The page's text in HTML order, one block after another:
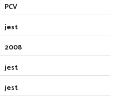
PCV
jest
2008
jest
jest